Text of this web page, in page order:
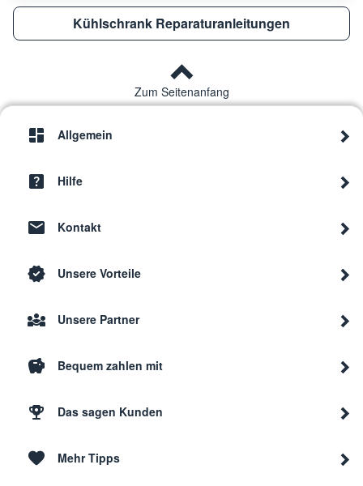
Kühlschrank Reparaturanleitungen
Zum Seitenanfang
Allgemein
Hilfe
Kontakt
Unsere Vorteile
Unsere Partner
Bequem zahlen mit
Das sagen Kunden
Mehr Tipps